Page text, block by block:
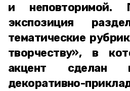
и неповторимой.
экспозиция
тематические
творчеству», в
акцент сделан
декоративно-